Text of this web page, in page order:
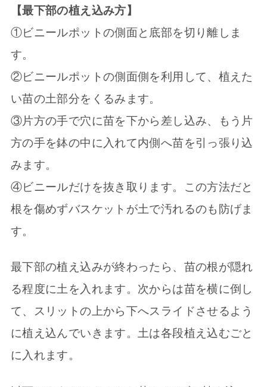
【最下部の植え込み方】
①ビニールポットの側面と底部を切り離しま
す。
②ビニールポットの側面側を利用して、植えた
い苗の土部分をくるみます。
③片方の手で穴に苗を下から差し込み、もう片
方の手を鉢の中に入れて内側へ苗を引っ張り込
みます。
④ビニールだけを抜き取ります。この方法だと
根を傷めずバスケットが土で汚れるのも防げま
す。
最下部の植え込みが終わったら、苗の根が隠れ
る程度に土を入れます。次からは苗を横に倒し
て、スリットの上から下へスライドさせるよう
に植え込んでいきます。土は各段植え込むごと
に入れます。